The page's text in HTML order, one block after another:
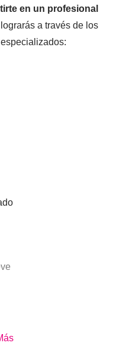
en un profesional
a través de los